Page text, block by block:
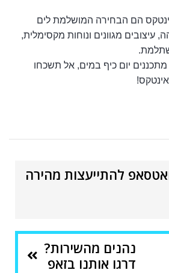
הם הבחירה המושלמת לים
עיצובים מגוונים ונוחות מקסימלית,
יום כיף במים, אל תשכחו
להתייעצות מהירה
נהנים מהשירות?
דרגו אותנו בזאפ